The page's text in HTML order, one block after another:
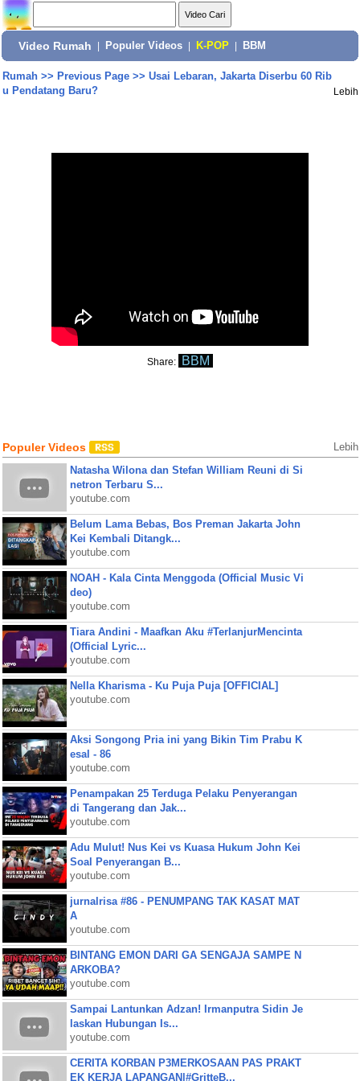
Video Rumah Populer Videos K-POP BBM
Rumah>> Previous Page>> Usai Lebaran, Jakarta Diserbu 60 Rib
u Pendatang Baru?
Lebih
Share: BBM
Populer Videos Lebih
Natasha Wilona dan Stefan William Reuni di Si
netron Terbaru S...
youtube.com
Belum Lama Bebas, Bos Preman Jakarta John
Kei Kembali Ditangk...
youtube.com
NOAH - Kala Cinta Menggoda (Official Music Vi
deo)
youtube.com
Tiara Andini - Maafkan Aku #TerlanjurMencinta
(Official Lyric...
youtube.com
Nella Kharisma - Ku Puja Puja [OFFICIAL]
youtube.com
Aksi Songong Pria ini yang Bikin Tim Prabu K
esal - 86
youtube.com
Penampakan 25 Terduga Pelaku Penyerangan
di Tangerang dan Jak...
youtube.com
Adu Mulut! Nus Kei vs Kuasa Hukum John Kei
Soal Penyerangan B...
youtube.com
jurnalrisa #86 - PENUMPANG TAK KASAT MAT
A
youtube.com
BINTANG EMON DARI GA SENGAJA SAMPE N
ARKOBA?
youtube.com
Sampai Lantunkan Adzan! Irmanputra Sidin Je
laskan Hubungan Is...
youtube.com
CERITA KORBAN P3MERKOSAAN PAS PRAKT
EK KERJA LAPANGAN|#GritteB...